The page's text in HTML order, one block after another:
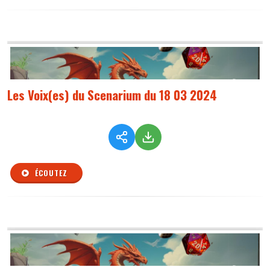
Les Voix(es) du Scenarium du 18 03 2024
ÉCOUTEZ